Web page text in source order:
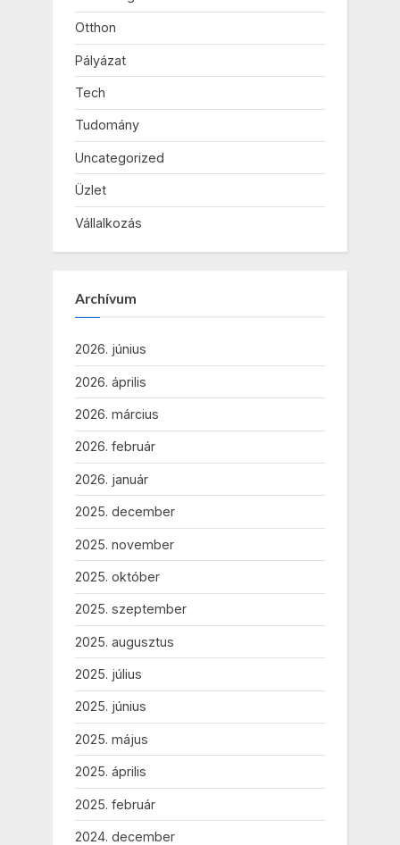
Otthon
Pályázat
Tech
Tudomány
Uncategorized
Üzlet
Vállalkozás
Archívum
2026. június
2026. április
2026. március
2026. február
2026. január
2025. december
2025. november
2025. október
2025. szeptember
2025. augusztus
2025. július
2025. június
2025. május
2025. április
2025. február
2024. december